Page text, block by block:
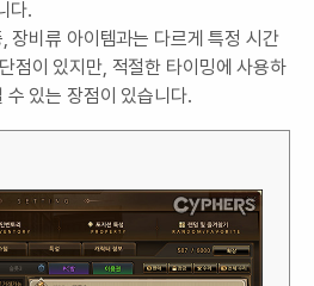
다.
장비류 아이템과는 다르게 특정 시간
점이 있지만, 적절한 타이밍에 사용하
수 있는 장점이 있습니다.